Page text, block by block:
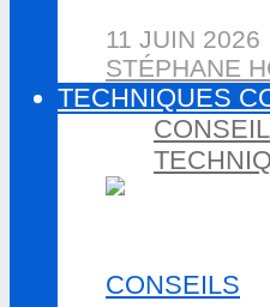
11 JUIN 2026
STÉPHANE
TECHNIQUES
CONSEILS